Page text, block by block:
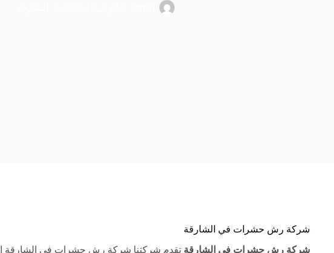
شركة رش حشرات في الشارقة
شركة رش حشرات في الشارقة تقدم شركتنا شركة رش حشرات في الشارقة